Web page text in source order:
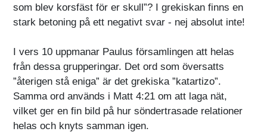
som blev korsfäst för er skull”? I grekiskan finns en
stark betoning på ett negativt svar - nej absolut inte!
I vers 10 uppmanar Paulus församlingen att helas
från dessa grupperingar. Det ord som översatts
”återigen stå eniga” är det grekiska ”katartizo”.
Samma ord används i Matt 4:21 om att laga nät,
vilket ger en fin bild på hur söndertrasade relationer
helas och knyts samman igen.